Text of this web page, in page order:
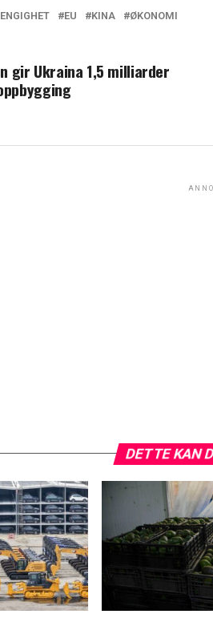
EU KINA ØKONOMI
gir Ukraina 1,5 milliarder
DETTE KAN